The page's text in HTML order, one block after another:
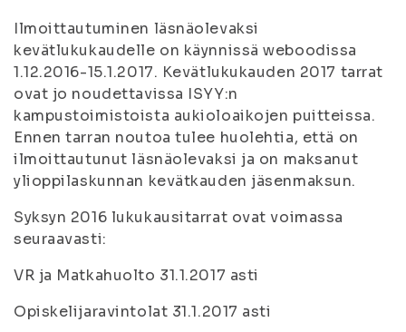
Ilmoittautuminen läsnäolevaksi
kevätlukukaudelle on käynnissä weboodissa
1.12.2016-15.1.2017. Kevätlukukauden 2017 tarrat
ovat jo noudettavissa ISYY:n
kampustoimistoista aukioloaikojen puitteissa.
Ennen tarran noutoa tulee huolehtia, että on
ilmoittautunut läsnäolevaksi ja on maksanut
ylioppilaskunnan kevätkauden jäsenmaksun.
Syksyn 2016 lukukausitarrat ovat voimassa
seuraavasti:
VR ja Matkahuolto 31.1.2017 asti
Opiskelijaravintolat 31.1.2017 asti